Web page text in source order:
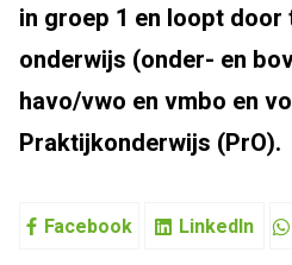
in groep 1 en loopt
onderwijs (onder- en
havo/vwo en vmbo en
Praktijkonderwijs (PrO).
Facebook LinkedIn